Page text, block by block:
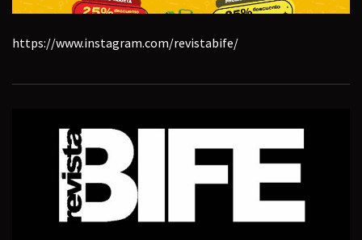
https://www.instagram.com/revistabife/